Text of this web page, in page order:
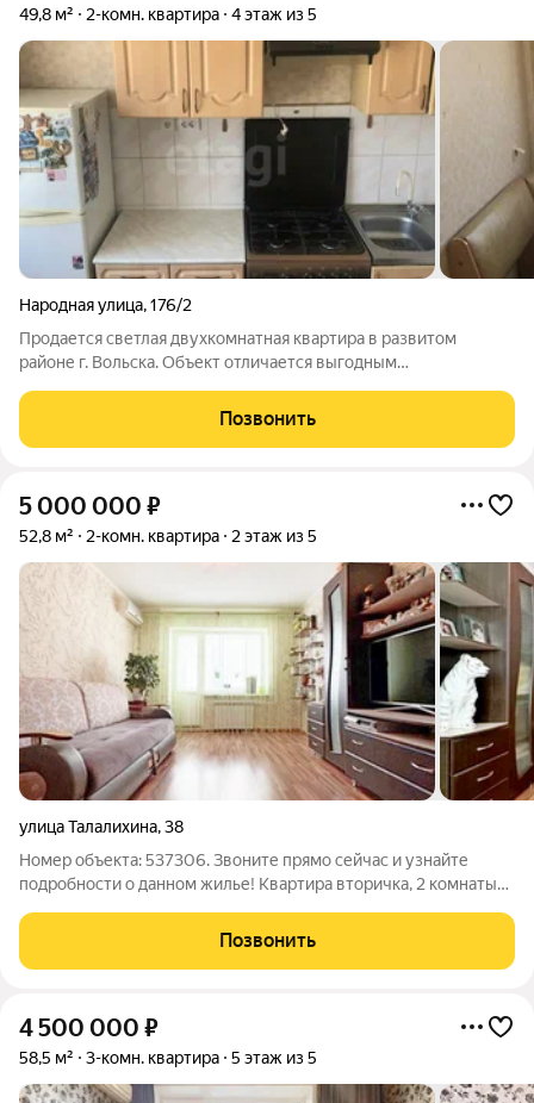
49,8 м² 2-комн. квартира 4 этаж из 5
Народная улица,176/2
Продается светлая двухкомнатная квартира в развитом
районе г. Вольска. Объект отличается выгодным
общественного транспорта, общеобразовательная школа,
сетевые и местные продуктовые магазины,
Позвонить
5 000 000 ₽
52,8 м² 2-комн. квартира 2 этаж из 5
улица Талалихина,38
Номер объекта: 537306. Звоните прямо сейчас и узнайте
подробности о данном жилье! Квартира вторичка, 2 комнаты
модный и презентабельный вариант для тех, кто ценит
современный стиль и комфорт.
Позвонить
4 500 000 ₽
58,5 м² 3-комн. квартира 5 этаж из 5